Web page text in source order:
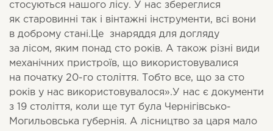
стосуються нашого лісу. У нас збереглися
як старовинні так і вінтажні інструменти, всі вони
в доброму стані.Це знаряддя для догляду
за лісом, яким понад сто років. А також різні види
механічних пристроїв, що використовувалися
на початку 20-го століття. Тобто все, що за сто
років у нас використовувалося».У нас є документи
з 19 століття, коли ще тут була Чернігівсько-
Могильовська губернія. А лісництво за царя мало